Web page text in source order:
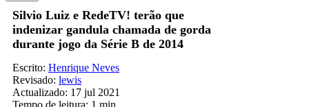
Silvio Luiz e RedeTV! terão que
indenizar gandula chamada de gorda
durante jogo da Série B de 2014
Escrito: Henrique Neves
Revisado: lewis
Actualizado: 17 jul 2021
Tempo de leitura: 1 min